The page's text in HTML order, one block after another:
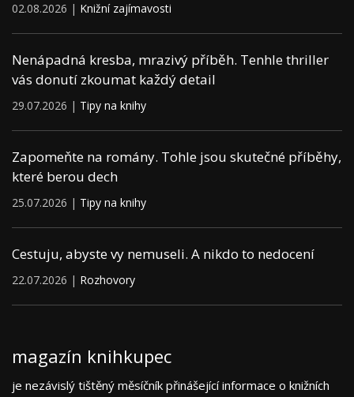
02.08.2026 | Knižní zajímavosti
Nenápadná kresba, mrazivý příběh. Tenhle thriller
vás donutí zkoumat každý detail
29.07.2026 | Tipy na knihy
Zapomeňte na romány. Tohle jsou skutečné příběhy,
které berou dech
25.07.2026 | Tipy na knihy
Cestuju, abyste vy nemuseli. A nikdo to nedocení
22.07.2026 | Rozhovory
magazín knihkupec
je nezávislý tištěný měsíčník přinášející informace o knižních